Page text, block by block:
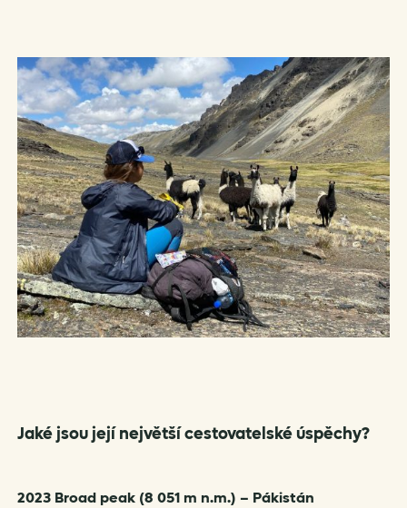
Jaké jsou její největší cestovatelské úspěchy?
2023 Broad peak (8 051 m n.m.) – Pákistán